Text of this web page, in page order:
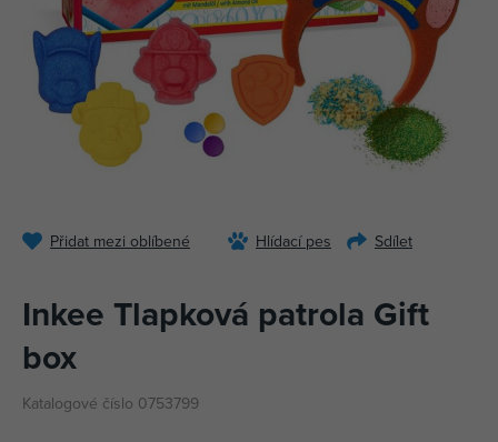
Přidat mezi oblíbené Hlídací pes Sdílet
Inkee Tlapková patrola Gift
box
Katalogové číslo 0753799